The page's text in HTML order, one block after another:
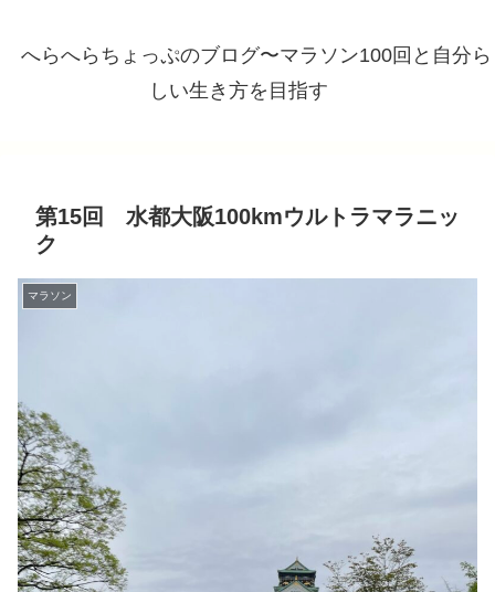
へらへらちょっぷのブログ〜マラソン100回と自分ら
しい生き方を目指す
第15回 水都大阪100kmウルトラマラニッ
ク
マラソン